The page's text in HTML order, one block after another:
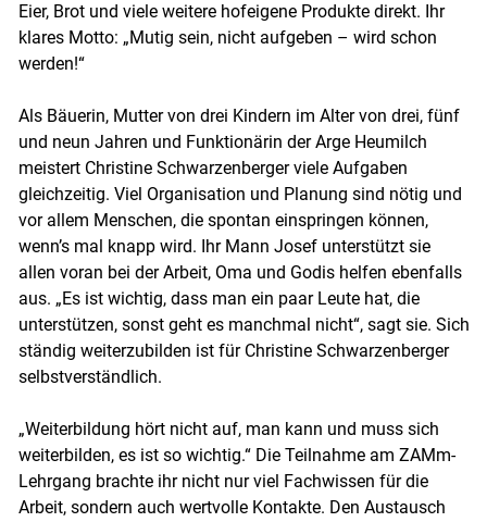
Eier, Brot und viele weitere hofeigene Produkte direkt. Ihr
klares Motto: „Mutig sein, nicht aufgeben – wird schon
werden!“
Als Bäuerin, Mutter von drei Kindern im Alter von drei, fünf
und neun Jahren und Funktionärin der Arge Heumilch
meistert Christine Schwarzenberger viele Aufgaben
gleichzeitig. Viel Organisation und Planung sind nötig und
vor allem Menschen, die spontan einspringen können,
wenn’s mal knapp wird. Ihr Mann Josef unterstützt sie
allen voran bei der Arbeit, Oma und Godis helfen ebenfalls
aus. „Es ist wichtig, dass man ein paar Leute hat, die
unterstützen, sonst geht es manchmal nicht“, sagt sie. Sich
ständig weiterzubilden ist für Christine Schwarzenberger
selbstverständlich.
„Weiterbildung hört nicht auf, man kann und muss sich
weiterbilden, es ist so wichtig.“ Die Teilnahme am ZAMm-
Lehrgang brachte ihr nicht nur viel Fachwissen für die
Arbeit, sondern auch wertvolle Kontakte. Den Austausch